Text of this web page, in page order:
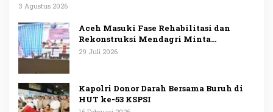
3 Agustus 2026
Aceh Masuki Fase Rehabilitasi dan
Rekonstruksi Mendagri Minta
Penggunaan Anggaran Dipublikasikan
29 Juli 2026
Kapolri Donor Darah Bersama Buruh di
HUT ke-53 KSPSI